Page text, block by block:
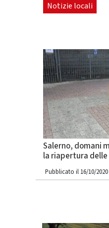
Notizie locali
Salerno, domani
la riapertura delle
Pubblicato il 16/10/2020